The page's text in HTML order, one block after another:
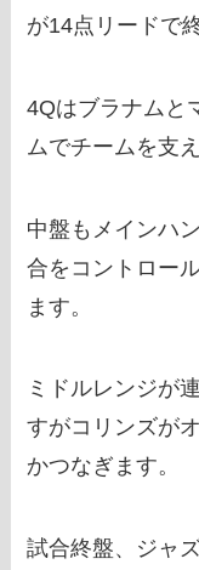
が14点リードで
4Qはブラナムと
ムでチームを支
中盤もメインハ
合をコントロー
ます。
ミドルレンジが
すがコリンズが
かつなぎます。
試合終盤、ジャ